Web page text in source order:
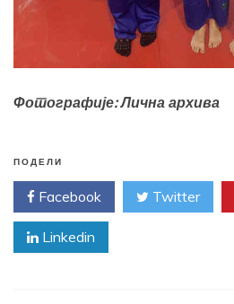
Фотографије: Лична архива
ПОДЕЛИ
Facebook Twitter
Linkedin